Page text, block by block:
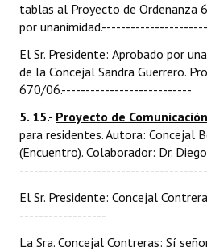
tablas al Proyecto de Ordenanza
por
El Sr. Presidente: Aprobado por
de la Concejal Sandra Guerrero.
670/06.---------------------------
5. 15.- Proyecto de
para residentes. Autora: Concejal
(Encuentro). Colaborador: Dr.
El Sr. Presidente: Concejal
------------------
La Sra. Concejal Contreras: Sí